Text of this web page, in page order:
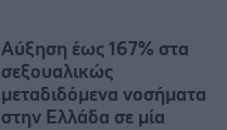
Αύξηση έως 167% στα
σεξουαλικώς
μεταδιδόμενα νοσήματα
στην Ελλάδα σε μία